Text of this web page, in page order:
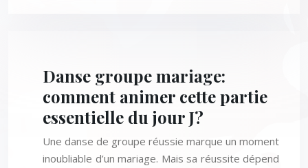
Danse groupe mariage:
comment animer cette partie
essentielle du jour J?
Une danse de groupe réussie marque un moment
inoubliable d’un mariage. Mais sa réussite dépend